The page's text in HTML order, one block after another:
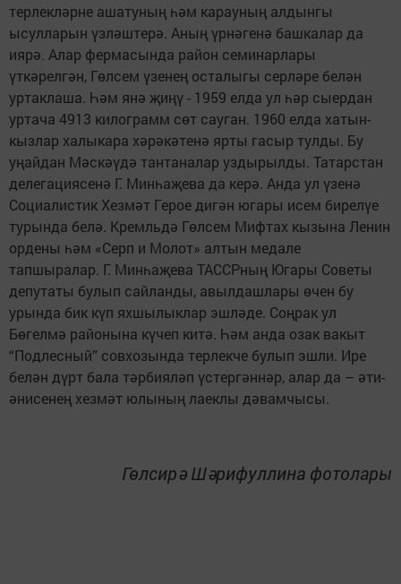
терлекләрне ашатуның һәм карауның алдынгы
ысулларын үзләштерә. Аның үрнәгенә башкалар да
иярә. Алар фермасында район семинарлары
үткәрелгән, Гөлсем үзенең осталыгы серләре белән
уртаклаша. Һәм янә җиңү - 1959 елда ул һәр сыердан
уртача 4913 килограмм сөт сауган. 1960 елда хатын-
кызлар халыкара хәрәкәтенә ярты гасыр тулды. Бу
уңайдан Мәскәүдә тантаналар уздырылды. Татарстан
делегациясенә Г. Минһаҗева да керә. Анда ул үзенә
Социалистик Хезмәт Герое дигән югары исем бирелүе
турында белә. Кремльдә Гөлсем Мифтах кызына Ленин
ордены һәм «Серп и Молот» алтын медале
тапшыралар. Г. Минһаҗева ТАССРның Югары Советы
депутаты булып сайланды, авылдашлары өчен бу
урында бик күп яхшылыклар эшләде. Соңрак ул
Бөгелмә районына күчеп китә. Һәм анда озак вакыт
“Подлесный” совхозында терлекче булып эшли. Ире
белән дүрт бала тәрбияләп үстергәннәр, алар да – әти-
әнисенең хезмәт юлының лаеклы дәвамчысы.
Гөлсирә Шәрифуллина фотолары